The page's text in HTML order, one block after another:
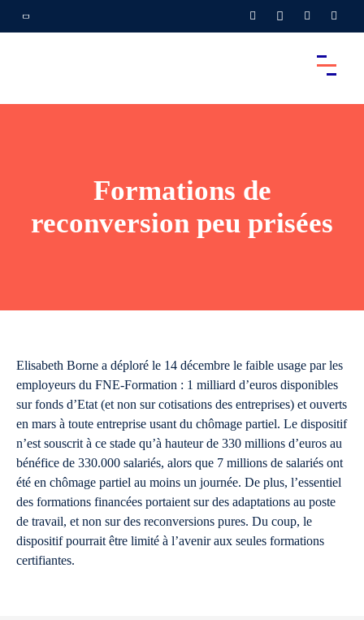
Formations de
reconversion peu prisées
Elisabeth Borne a déploré le 14 décembre le faible usage par les
employeurs du FNE-Formation : 1 milliard d’euros disponibles
sur fonds d’Etat (et non sur cotisations des entreprises) et ouverts
en mars à toute entreprise usant du chômage partiel. Le dispositif
n’est souscrit à ce stade qu’à hauteur de 330 millions d’euros au
bénéfice de 330.000 salariés, alors que 7 millions de salariés ont
été en chômage partiel au moins un journée. De plus, l’essentiel
des formations financées portaient sur des adaptations au poste
de travail, et non sur des reconversions pures. Du coup, le
dispositif pourrait être limité à l’avenir aux seules formations
certifiantes.